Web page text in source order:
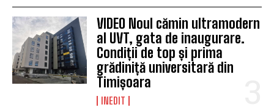
VIDEO Noul cămin ultramodern
al UVT, gata de inaugurare.
Condiții de top și prima
grădiniță universitară din
Timișoara
INEDIT